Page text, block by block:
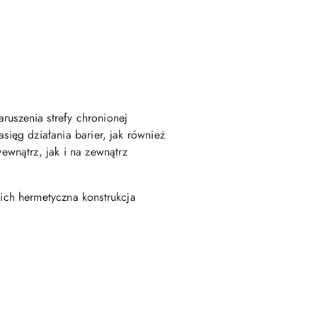
strefy chronionej
działania barier, jak również
jak i na zewnątrz
hermetyczna konstrukcja